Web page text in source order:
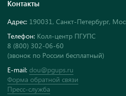
Контакты
Адрес: 190031, Санкт-Петербург,
Телефон: Колл-центр ПГУПС
8 (800) 302-06-60
(звонок по России бесплатный)
E-mail: dou@pgups.ru
Форма обратной связи
Пресс-служба